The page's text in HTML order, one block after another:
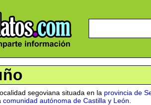
segoviana situada en la provincia de
comunidad autónoma de Castilla y León